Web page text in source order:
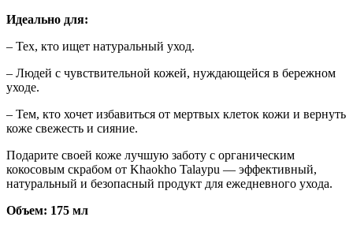
Идеально для:
– Тех, кто ищет натуральный уход.
– Людей с чувствительной кожей, нуждающейся в бережном
уходе.
– Тем, кто хочет избавиться от мертвых клеток кожи и вернуть
коже свежесть и сияние.
Подарите своей коже лучшую заботу с органическим
кокосовым скрабом от Khaokho Talaypu — эффективный,
натуральный и безопасный продукт для ежедневного ухода.
Объем: 175 мл